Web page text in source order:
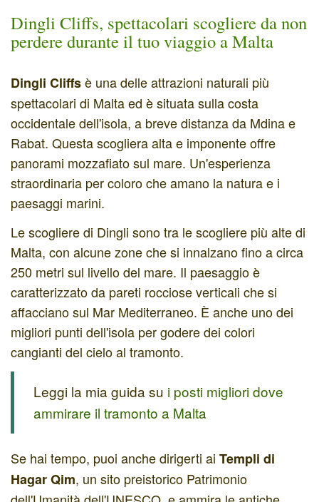
Dingli Cliffs, spettacolari scogliere da non
perdere durante il tuo viaggio a Malta
Dingli Cliffsè una delle attrazioni naturali più
spettacolari di Malta ed è situata sulla costa
occidentale dell'isola, a breve distanza da Mdina e
Rabat. Questa scogliera alta e imponente offre
panorami mozzafiato sul mare. Un'esperienza
straordinaria per coloro che amano la natura e i
paesaggi marini.
Le scogliere di Dingli sono tra le scogliere più alte di
Malta, con alcune zone che si innalzano fino a circa
250 metri sul livello del mare. Il paesaggio è
caratterizzato da pareti rocciose verticali che si
affacciano sul Mar Mediterraneo. È anche uno dei
migliori punti dell'isola per godere dei colori
cangianti del cielo al tramonto.
Leggi la mia guida su i posti migliori dove
ammirare il tramonto a Malta
Se hai tempo, puoi anche dirigerti ai Templi di
Hagar Qim, un sito preistorico Patrimonio